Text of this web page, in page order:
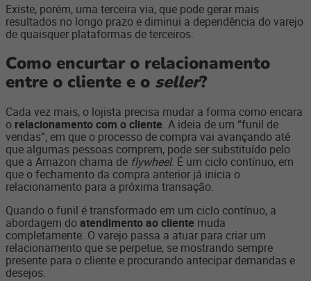
Existe, porém, uma terceira via, que pode gerar mais
resultados no longo prazo e diminui a dependência do varejo
de quaisquer plataformas de terceiros.
Como encurtar o relacionamento
entre o cliente e o seller?
Cada vez mais, o lojista precisa mudar a forma como encara
o relacionamento com o cliente. A ideia de um “funil de
vendas”, em que o processo de compra vai avançando até
que algumas pessoas comprem, pode ser substituído pelo
que a Amazon chama de flywheel. É um ciclo contínuo, em
que o fechamento da compra anterior já inicia o
relacionamento para a próxima transação.
Quando o funil é transformado em um ciclo contínuo, a
abordagem doatendimento ao cliente muda
completamente. O varejo passa a atuar para criar um
relacionamento que se perpetue, se mostrando sempre
presente para o cliente e procurando antecipar demandas e
desejos.